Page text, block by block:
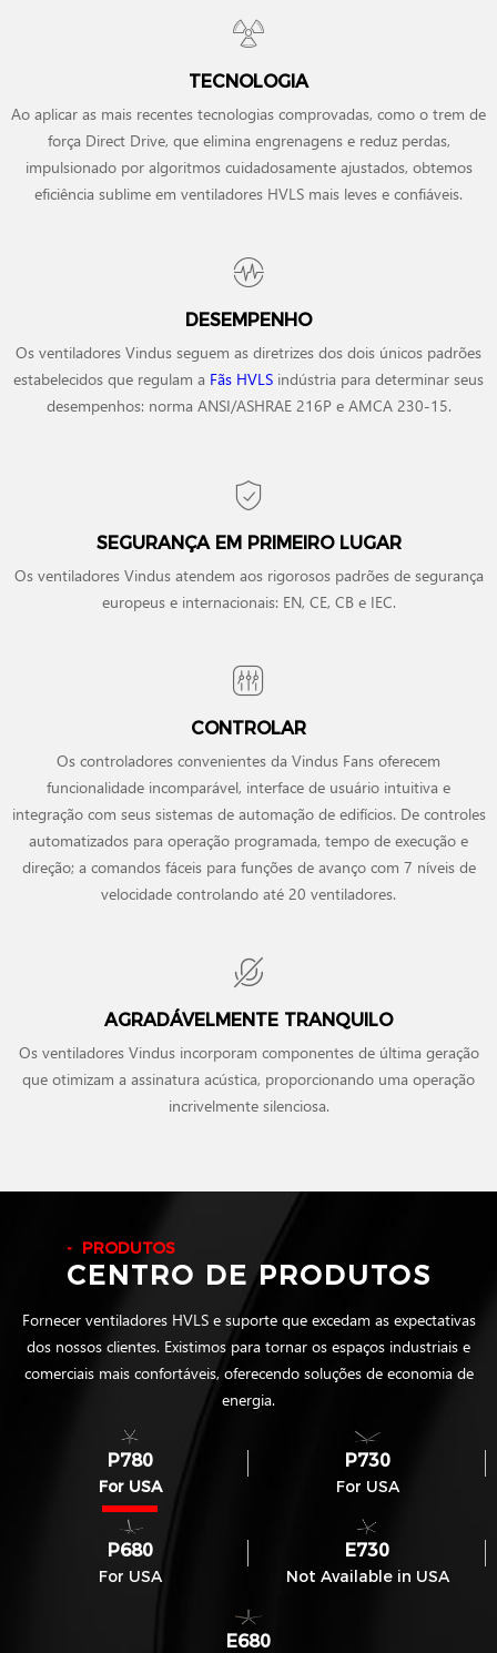
TECNOLOGIA
Ao aplicar as mais recentes tecnologias comprovadas, como o trem de
força Direct Drive, que elimina engrenagens e reduz perdas,
impulsionado por algoritmos cuidadosamente ajustados, obtemos
eficiência sublime em ventiladores HVLS mais leves e confiáveis.
DESEMPENHO
Os ventiladores Vindus seguem as diretrizes dos dois únicos padrões
estabelecidos que regulam a Fãs HVLS indústria para determinar seus
desempenhos: norma ANSI/ASHRAE 216P e AMCA 230-15.
SEGURANÇA EM PRIMEIRO LUGAR
Os ventiladores Vindus atendem aos rigorosos padrões de segurança
europeus e internacionais: EN, CE, CB e IEC.
CONTROLAR
Os controladores convenientes da Vindus Fans oferecem
funcionalidade incomparável, interface de usuário intuitiva e
integração com seus sistemas de automação de edifícios. De controles
automatizados para operação programada, tempo de execução e
direção; a comandos fáceis para funções de avanço com 7 níveis de
velocidade controlando até 20 ventiladores.
AGRADÁVELMENTE TRANQUILO
Os ventiladores Vindus incorporam componentes de última geração
que otimizam a assinatura acústica, proporcionando uma operação
incrivelmente silenciosa.
PRODUTOS
CENTRO DE PRODUTOS
Fornecer ventiladores HVLS e suporte que excedam as expectativas
dos nossos clientes. Existimos para tornar os espaços industriais e
comerciais mais confortáveis, oferecendo soluções de economia de
energia.
P780
For USA
P730
For USA
P680
For USA
E730
Not Available in USA
E680